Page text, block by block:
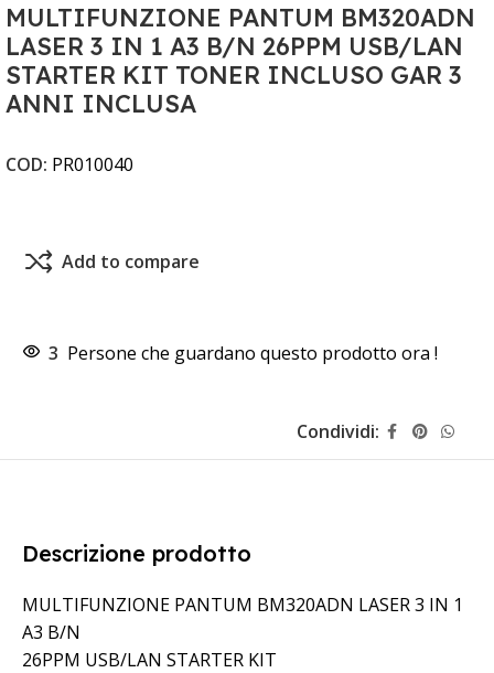
MULTIFUNZIONE PANTUM BM320ADN
LASER 3 IN 1 A3 B/N 26PPM USB/LAN
STARTER KIT TONER INCLUSO GAR 3
ANNI INCLUSA
COD: PR010040
Add to compare
3 Persone che guardano questo prodotto ora !
Condividi:
Descrizione prodotto
MULTIFUNZIONE PANTUM BM320ADN LASER 3 IN 1
A3 B/N
26PPM USB/LAN STARTER KIT